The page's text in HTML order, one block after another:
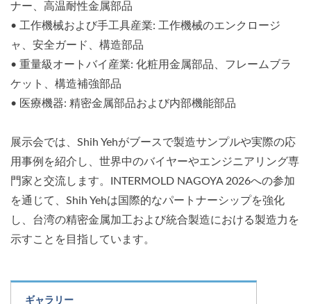
ナー、高温耐性金属部品
• 工作機械および手工具産業: 工作機械のエンクロージ
ャ、安全ガード、構造部品
• 重量級オートバイ産業: 化粧用金属部品、フレームブラ
ケット、構造補強部品
• 医療機器: 精密金属部品および内部機能部品
展示会では、Shih Yehがブースで製造サンプルや実際の応
用事例を紹介し、世界中のバイヤーやエンジニアリング専
門家と交流します。INTERMOLD NAGOYA 2026への参加
を通じて、Shih Yehは国際的なパートナーシップを強化
し、台湾の精密金属加工および統合製造における製造力を
示すことを目指しています。
ギャラリー